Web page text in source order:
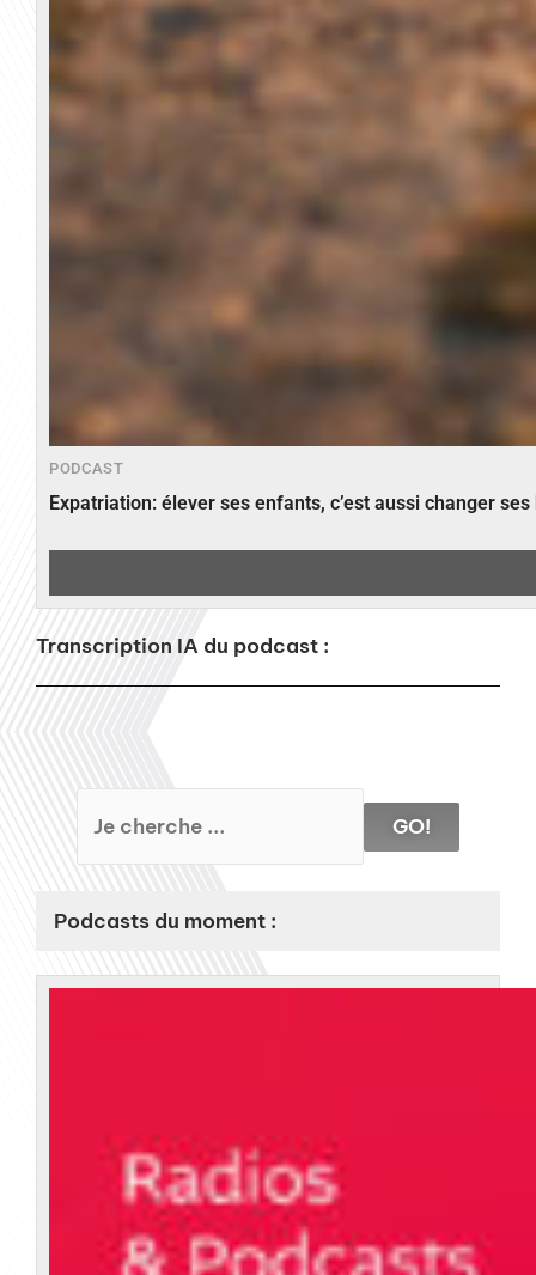
PODCAST
Expatriation: élever ses enfants, c’est aussi changer
Transcription IA du podcast :
GO!
Podcasts du moment :